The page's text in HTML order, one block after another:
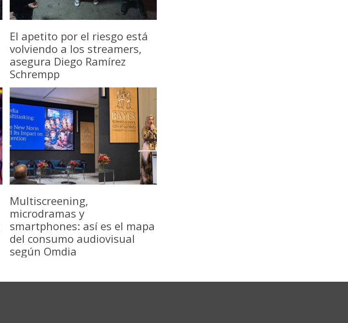
El apetito por el riesgo está
volviendo a los streamers,
asegura Diego Ramírez
Schrempp
Multiscreening,
microdramas y
smartphones: así es el mapa
del consumo audiovisual
según Omdia